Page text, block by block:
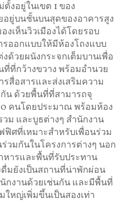
งอยู่ในเขต 1 ของ
ยู่บนชั้นบนสุดของอาคารสูง
งเห็นวิวเมืองได้โดยรอบ
รออกแบบให้มีห้องโถงแบบ
ด้วยผนังกระจกเต็มบานเพื่อ
ที่กว้างขวาง พร้อมอำนวย
สื่อสารและส่งเสริมความ
น ด้วยพื้นที่ที่สามารถจุ
คนโดยประมาณ พร้อมห้อง
ม และบูธต่างๆ สำนักงาน
ฟิศที่เหมาะสำหรับเพื่อนร่วม
วมกันในโครงการต่างๆ นอก
หารและพื้นที่รับประทาน
ดื่มยังเป็นสถานที่น่าพักผ่อน
กงานด้วยเช่นกัน และมีพื้นที่
หญ่เพิ่มขึ้นเป็นสองเท่า